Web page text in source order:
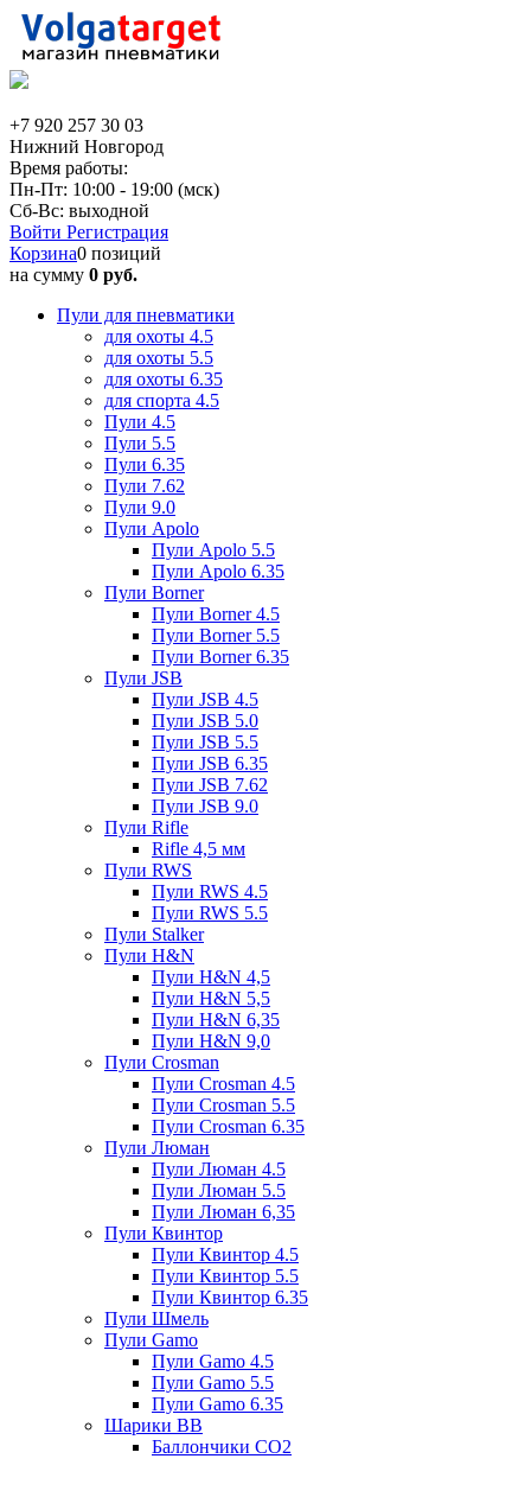
+7 920 257 30 03
Нижний Новгород
Время работы:
Пн-Пт: 10:00 - 19:00 (мск)
Сб-Вс: выходной
Войти Регистрация
Корзина0 позиций
на сумму 0 руб.
Пули для пневматики
для охоты 4.5
для охоты 5.5
для охоты 6.35
для спорта 4.5
Пули 4.5
Пули 5.5
Пули 6.35
Пули 7.62
Пули 9.0
Пули Apolo
Пули Apolo 5.5
Пули Apolo 6.35
Пули Borner
Пули Borner 4.5
Пули Borner 5.5
Пули Borner 6.35
Пули JSB
Пули JSB 4.5
Пули JSB 5.0
Пули JSB 5.5
Пули JSB 6.35
Пули JSB 7.62
Пули JSB 9.0
Пули Rifle
Rifle 4,5 мм
Пули RWS
Пули RWS 4.5
Пули RWS 5.5
Пули Stalker
Пули H&N
Пули H&N 4,5
Пули H&N 5,5
Пули H&N 6,35
Пули H&N 9,0
Пули Crosman
Пули Crosman 4.5
Пули Crosman 5.5
Пули Crosman 6.35
Пули Люман
Пули Люман 4.5
Пули Люман 5.5
Пули Люман 6,35
Пули Квинтор
Пули Квинтор 4.5
Пули Квинтор 5.5
Пули Квинтор 6.35
Пули Шмель
Пули Gamo
Пули Gamo 4.5
Пули Gamo 5.5
Пули Gamo 6.35
Шарики BB
Баллончики CO2